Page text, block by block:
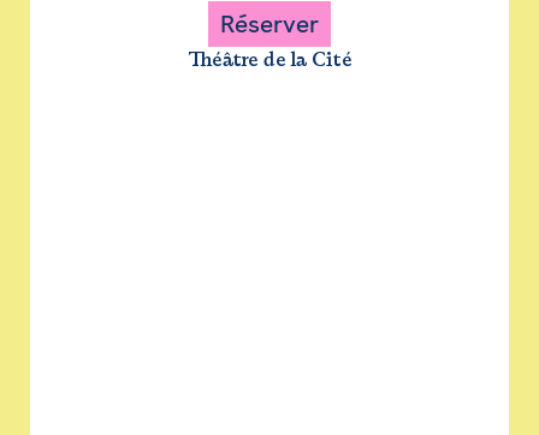
Réserver
Théâtre de la Cité